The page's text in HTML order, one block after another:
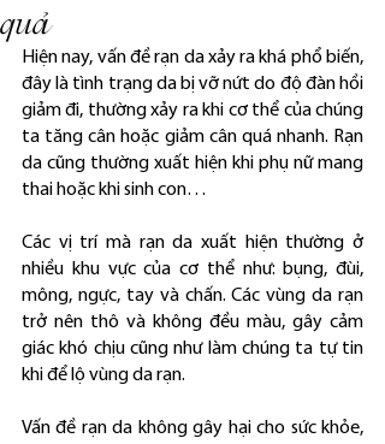
quả
Hiện nay, vấn đề rạn da xảy ra khá phổ biến,
đây là tình trạng da bị vỡ nứt do độ đàn hồi
giảm đi, thường xảy ra khi cơ thể của chúng
ta tăng cân hoặc giảm cân quá nhanh. Rạn
da cũng thường xuất hiện khi phụ nữ mang
thai hoặc khi sinh con…
Các vị trí mà rạn da xuất hiện thường ở
nhiều khu vực của cơ thể như: bụng, đùi,
mông, ngực, tay và chấn. Các vùng da rạn
trở nên thô và không đều màu, gây cảm
giác khó chịu cũng như làm chúng ta tự tin
khi để lộ vùng da rạn.
Vấn đề rạn da không gây hại cho sức khỏe,